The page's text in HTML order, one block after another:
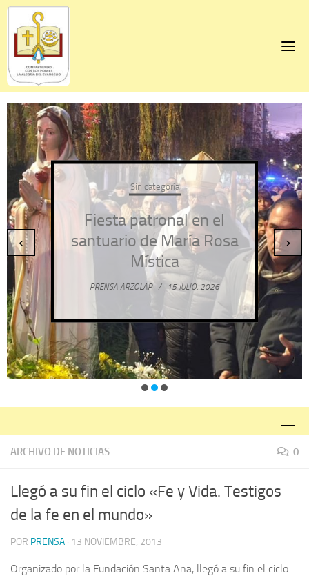
Skip
content
Sin categoría
Fiesta patronal en el
santuario de María Rosa
Mística
PRENSA ARZOLAP / 15 JULIO, 2026
‹ ›
ARCHIVO DE NOTICIAS 0
Llegó a su fin el ciclo «Fe y Vida. Testigos
de la fe en el mundo»
POR PRENSA · 13 NOVIEMBRE, 2013
Organizado por la Fundación Santa Ana, llegó a su fin el ciclo